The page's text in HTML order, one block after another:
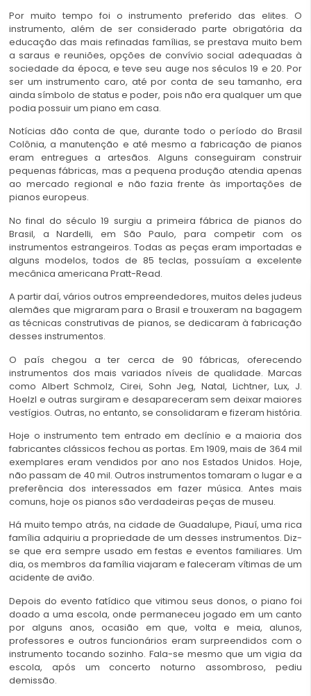
Por muito tempo foi o instrumento preferido das elites. O
instrumento, além de ser considerado parte obrigatória da
educação das mais refinadas famílias, se prestava muito bem
a saraus e reuniões, opções de convívio social adequadas à
sociedade da época, e teve seu auge nos séculos 19 e 20. Por
ser um instrumento caro, até por conta de seu tamanho, era
ainda símbolo de status e poder, pois não era qualquer um que
podia possuir um piano em casa.
Notícias dão conta de que, durante todo o período do Brasil
Colônia, a manutenção e até mesmo a fabricação de pianos
eram entregues a artesãos. Alguns conseguiram construir
pequenas fábricas, mas a pequena produção atendia apenas
ao mercado regional e não fazia frente às importações de
pianos europeus.
No final do século 19 surgiu a primeira fábrica de pianos do
Brasil, a Nardelli, em São Paulo, para competir com os
instrumentos estrangeiros. Todas as peças eram importadas e
alguns modelos, todos de 85 teclas, possuíam a excelente
mecânica americana Pratt-Read.
A partir daí, vários outros empreendedores, muitos deles judeus
alemães que migraram para o Brasil e trouxeram na bagagem
as técnicas construtivas de pianos, se dedicaram à fabricação
desses instrumentos.
O país chegou a ter cerca de 90 fábricas, oferecendo
instrumentos dos mais variados níveis de qualidade. Marcas
como Albert Schmolz, Cirei, Sohn Jeg, Natal, Lichtner, Lux, J.
Hoelzl e outras surgiram e desapareceram sem deixar maiores
vestígios. Outras, no entanto, se consolidaram e fizeram história.
Hoje o instrumento tem entrado em declínio e a maioria dos
fabricantes clássicos fechou as portas. Em 1909, mais de 364 mil
exemplares eram vendidos por ano nos Estados Unidos. Hoje,
não passam de 40 mil. Outros instrumentos tomaram o lugar e a
preferência dos interessados em fazer música. Antes mais
comuns, hoje os pianos são verdadeiras peças de museu.
Há muito tempo atrás, na cidade de Guadalupe, Piauí, uma rica
família adquiriu a propriedade de um desses instrumentos. Diz-
se que era sempre usado em festas e eventos familiares. Um
dia, os membros da família viajaram e faleceram vítimas de um
acidente de avião.
Depois do evento fatídico que vitimou seus donos, o piano foi
doado a uma escola, onde permaneceu jogado em um canto
por alguns anos, ocasião em que, volta e meia, alunos,
professores e outros funcionários eram surpreendidos com o
instrumento tocando sozinho. Fala-se mesmo que um vigia da
escola, após um concerto noturno assombroso, pediu
demissão.